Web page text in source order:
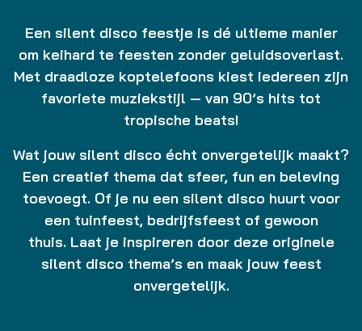
Een silent disco feestje is dé ultieme manier
om keihard te feesten zonder geluidsoverlast.
Met draadloze koptelefoons kiest iedereen zijn
favoriete muziekstijl — van 90’s hits tot
tropische beats!
Wat jouw silent disco écht onvergetelijk maakt?
Een creatief thema dat sfeer, fun en beleving
toevoegt. Of je nu een silent disco huurt voor
een tuinfeest, bedrijfsfeest of gewoon
thuis. Laat je inspireren door deze originele
silent disco thema’s en maak jouw feest
onvergetelijk.